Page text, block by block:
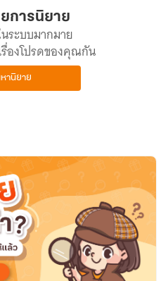
การนิยาย
ระบบมากมาย
องโปรดของคุณกัน
านิยาย